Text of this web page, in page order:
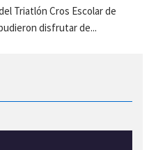
Triatlón Cros Escolar de
disfrutar de...